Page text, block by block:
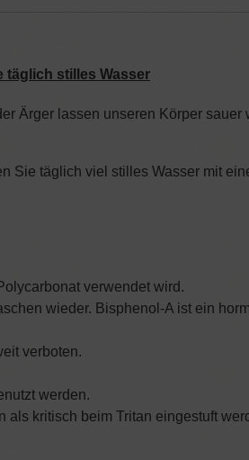
täglich stilles Wasser
Ärger lassen unseren Körper
Sie täglich viel stilles Wasser mit
verwendet wird.
wieder. Bisphenol-A ist ein
verboten.
werden.
kritisch beim Tritan eingestuft